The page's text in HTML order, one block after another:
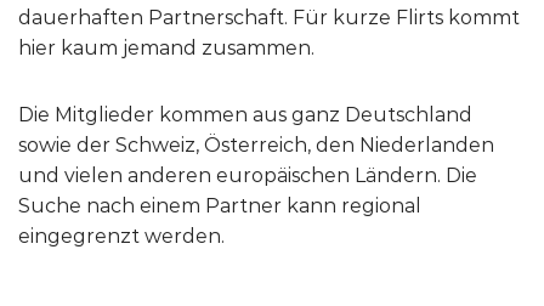
dauerhaften Partnerschaft. Für kurze Flirts kommt
hier kaum jemand zusammen.
Die Mitglieder kommen aus ganz Deutschland
sowie der Schweiz, Österreich, den Niederlanden
und vielen anderen europäischen Ländern. Die
Suche nach einem Partner kann regional
eingegrenzt werden.